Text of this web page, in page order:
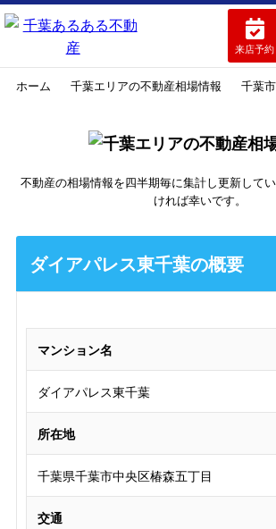
来店予約
ホーム 千葉エリアの不動産相場情報 千葉
不動産の相場情報を四半期毎に集計し更新して
ければ幸いです。
ダイアパレス東千葉の概要
マンション名
ダイアパレス東千葉
所在地
千葉県千葉市中央区椿森五丁目
交通